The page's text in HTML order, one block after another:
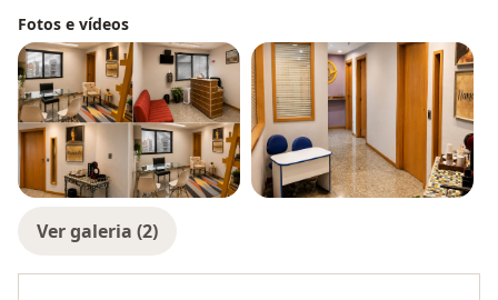
Fotos e vídeos
Ver galeria (2)